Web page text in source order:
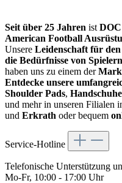
Seit über 25 Jahren ist
American Football
Unsere Leidenschaft für
die Bedürfnisse von
haben uns zu einem der
Entdecke unsere
Shoulder Pads,
und mehr in unseren Filialen
und Erkrath oder bequem
Service-Hotline
Telefonische Unterstützung
Mo-Fr, 10:00 - 17:00 Uhr